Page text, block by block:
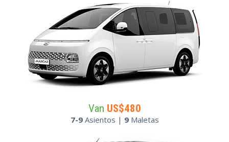
Van US$480
7-9Asientos | 9Maletas